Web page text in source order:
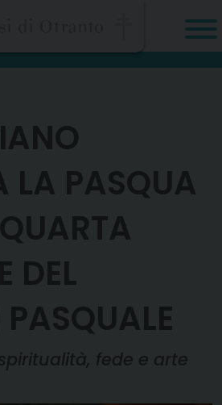
LA PASQUA
DEL
PASQUALE
fede e arte